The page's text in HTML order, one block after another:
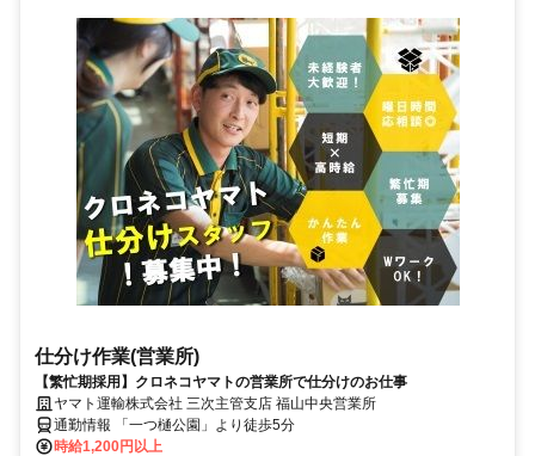
仕分け作業(営業所)
【繁忙期採用】クロネコヤマトの営業所で仕分けのお仕事
ヤマト運輸株式会社 三次主管支店 福山中央営業所
通勤情報 「一つ樋公園」より徒歩5分
時給1,200円以上